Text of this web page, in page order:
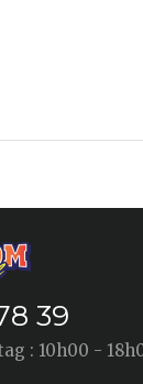
39
: 10h00 -